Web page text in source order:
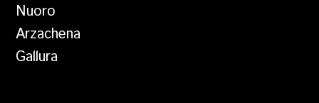
Nuoro
Arzachena
Gallura